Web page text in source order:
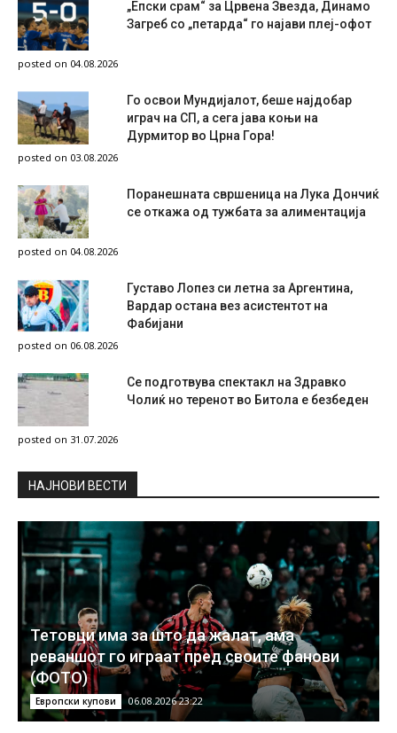
„Епски срам“ за Црвена Звезда, Динамо
Загреб со „петарда“ го најави плеј-офот
posted on 04.08.2026
Го освои Мундијалот, беше најдобар
играч на СП, а сега јава коњи на
Дурмитор во Црна Гора!
posted on 03.08.2026
Поранешната свршеница на Лука Дончиќ
се откажа од тужбата за алиментација
posted on 04.08.2026
Густаво Лопез си летна за Аргентина,
Вардар остана вез асистентот на
Фабијани
posted on 06.08.2026
Се подготвува спектакл на Здравко
Чолиќ но теренот во Битола е безбеден
posted on 31.07.2026
НAЈНОВИ ВЕСТИ
Тетовци има за што да жалат, ама
реваншот го играат пред своите фанови
(ФОТО)
Европски купови 06.08.2026 23:22